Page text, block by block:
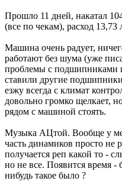
Прошло 11 дней, накатал
(все по чекам), расход
Машина очень радует,
работают без шума (уже
проблемы с подшипниками
ставили другие
езжу всегда с климат
довольно громко щелкает,
рядом с машиной стоять.
Музыка АЦтой. Вообще у
часть динамиков просто не
получается реп какой то -
но не все. Появится время -
нибудь такое было ?